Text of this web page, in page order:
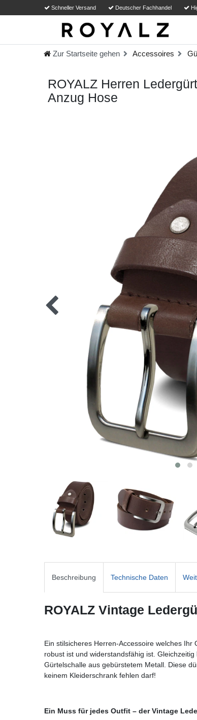
Schneller Versand Deutscher Fachhandel
Zur Startseite gehen Accessoires
ROYALZ Herren
Anzug Hose
Beschreibung Technische Daten
ROYALZ Vintage
Ein stilsicheres Herren-Accessoire welches
robust ist und widerstandsfähig ist.
Gürtelschalle aus gebürstetem Metall. Diese
keinem Kleiderschrank fehlen darf!
Ein Muss für jedes Outfit – der Vintage